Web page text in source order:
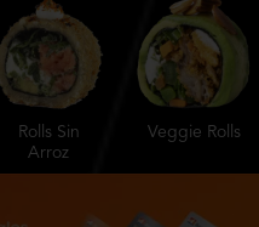
Rolls Sin
Arroz
Veggie Rolls